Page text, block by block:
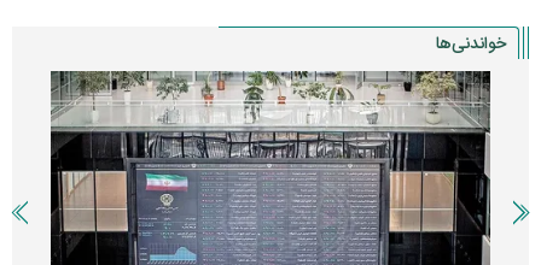
خواندنی‌ها